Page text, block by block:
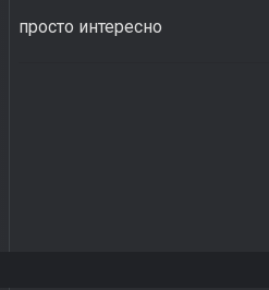
просто интересно